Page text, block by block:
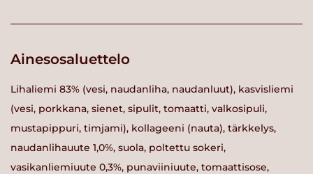
Ainesosaluettelo
Lihaliemi 83% (vesi, naudanliha, naudanluut), kasvisliemi
(vesi, porkkana, sienet, sipulit, tomaatti, valkosipuli,
mustapippuri, timjami), kollageeni (nauta), tärkkelys,
naudanlihauute 1,0%, suola, poltettu sokeri,
vasikanliemiuute 0,3%, punaviiniuute, tomaattisose,